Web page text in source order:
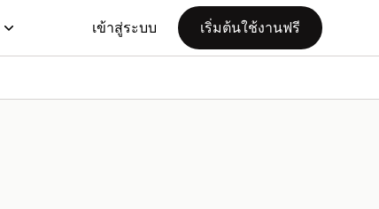
เข้าสู่ระบบ เริ่มต้นใช้งานฟรี